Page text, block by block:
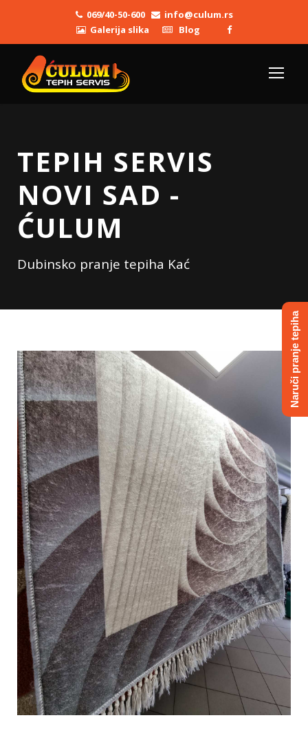
069/40-50-600
info@culum.rs
Galerija slika
Blog
TEPIH SERVIS
NOVI SAD -
ĆULUM
Dubinsko pranje tepiha Kać
Naruči pranje tepiha